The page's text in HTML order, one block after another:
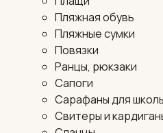
Пляжная обувь
Пляжные сумки
Повязки
Ранцы, рюкзаки
Сапоги
Сарафаны для
Свитеры и